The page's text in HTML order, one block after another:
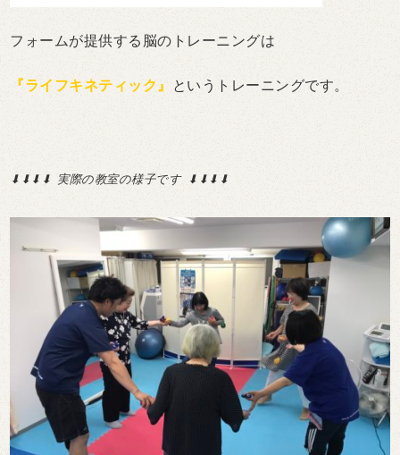
フォームが提供する脳のトレーニングは
『ライフキネティック』 というトレーニングです。
⬇︎⬇︎⬇︎⬇︎ 実際の教室の様子です ⬇︎⬇︎⬇︎⬇︎